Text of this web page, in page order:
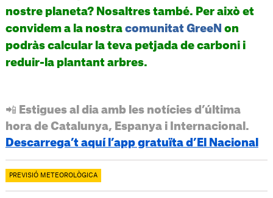
nostre planeta? Nosaltres també. Per això et
convidem a la nostra comunitat GreeN on
podràs calcular la teva petjada de carboni i
reduir-la plantant arbres.
📲 Estigues al dia amb les notícies d’última
hora de Catalunya, Espanya i Internacional.
Descarrega’t aquí l’app gratuïta d’El Nacional
PREVISIÓ METEOROLÒGICA